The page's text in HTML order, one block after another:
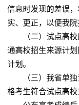
信息时发现的差误
实、更正，以便我院
（二）试点高
通高校招生来源计
计划。
（三）我省单
格考生符合试点高校